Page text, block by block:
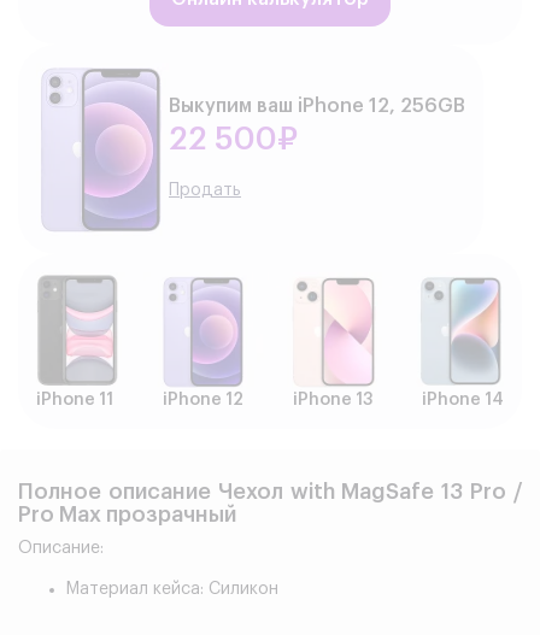
Выкупим ваш iPhone 12, 256GB
22 500₽
Продать
iPhone 11 iPhone 12 iPhone 13 iPhone 14
Полное описание Чехол with MagSafe 13 Pro /
Pro Max прозрачный
Описание:
Материал кейса: Силикон